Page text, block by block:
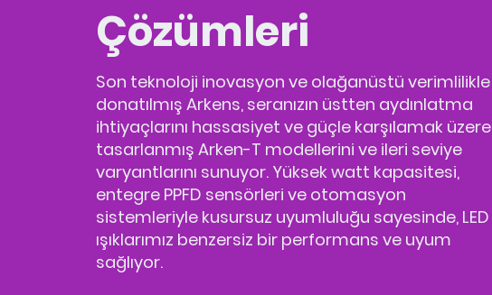
Çözümleri
Son teknoloji inovasyon ve olağanüstü verimlilikle
donatılmış Arkens, seranızın üstten aydınlatma
ihtiyaçlarını hassasiyet ve güçle karşılamak üzere
tasarlanmış Arken-T modellerini ve ileri seviye
varyantlarını sunuyor. Yüksek watt kapasitesi,
entegre PPFD sensörleri ve otomasyon
sistemleriyle kusursuz uyumluluğu sayesinde, LED
ışıklarımız benzersiz bir performans ve uyum
sağlıyor.